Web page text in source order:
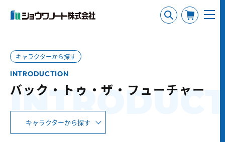
キャラクターから探す
INTRODUCTION
バック・トゥ・ザ・フューチャー
キャラクターから探す